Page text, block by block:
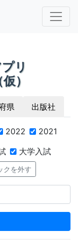
リ
）
県 出版社
2022
2021
大学入試
クを外す